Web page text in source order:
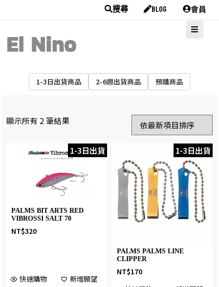
搜尋 BLOG 會員
1-3日出貨商品 2-6週出貨商品 預購商品
顯示所有 2 筆結果
1-3日出貨
PALMS BIT ARTS RED
VIBROSSI SALT 70
NT$320
快速購物 新增願望
1-3日出貨
PALMS PALMS LINE
CLIPPER
NT$170